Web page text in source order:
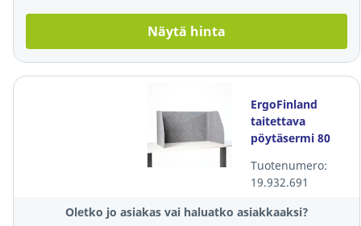
Näytä hinta
ErgoFinland
taitettava
pöytäsermi 80
Tuotenumero:
19.932.691
Oletko jo asiakas vai haluatko asiakkaaksi?